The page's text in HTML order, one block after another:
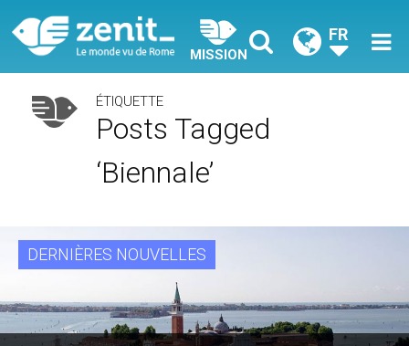
MISSION
FR
ÉTIQUETTE
Posts Tagged
‘Biennale’
DERNIÈRES NOUVELLES